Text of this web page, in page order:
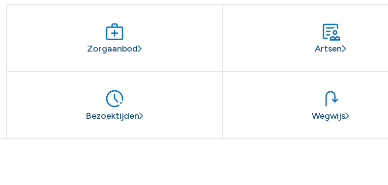
Zorgaanbod Artsen
Bezoektijden Wegwijs